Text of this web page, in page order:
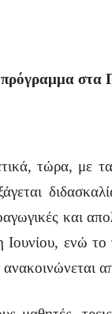
στα
τώρα, με
και
Ιουνίου, ενώ
ανακοινώνεται